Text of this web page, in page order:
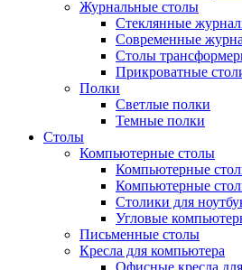
Журнальные столы
Стеклянные
Современные
Столы
Прикроватные
Полки
Светлые полки
Темные полки
Столы
Компьютерные столы
Компьютерные
Компьютерные
Столики для
Угловые
Письменные столы
Кресла для компьютера
Офисные кресла